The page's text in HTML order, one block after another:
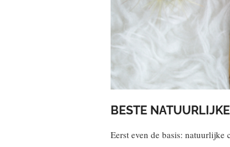
BESTE
Eerst even de basis: natuurlijke